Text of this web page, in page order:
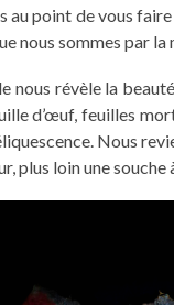
point de vous
nous sommes par
nous révèle la
d’œuf, feuilles
Nous
plus loin une